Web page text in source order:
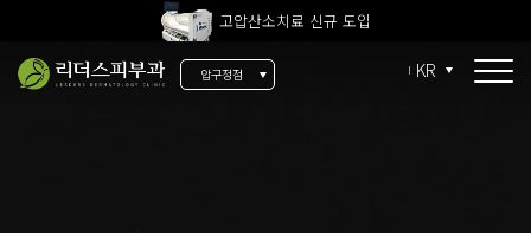
전 지점 피부과 전문의 진료
울쎄라피 프라임 신규 도입
압구정점 KR